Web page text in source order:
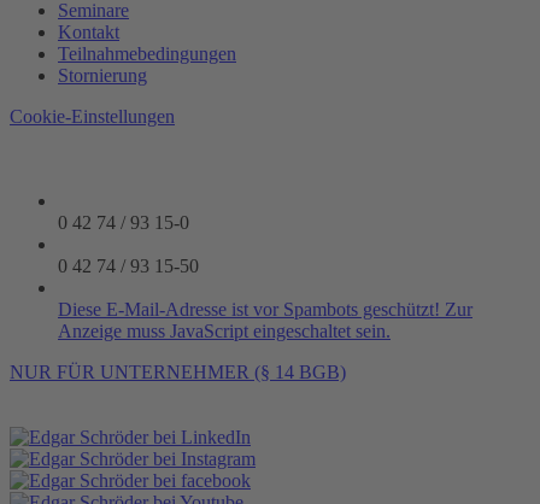
Seminare
Kontakt
Teilnahmebedingungen
Stornierung
Cookie-Einstellungen
0 42 74 / 93 15-0
0 42 74 / 93 15-50
Diese E-Mail-Adresse ist vor Spambots geschützt! Zur
Anzeige muss JavaScript eingeschaltet sein.
NUR FÜR UNTERNEHMER (§ 14 BGB)